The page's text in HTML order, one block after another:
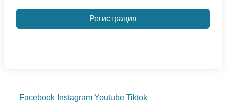
Регистрация
Facebook Instagram Youtube Tiktok